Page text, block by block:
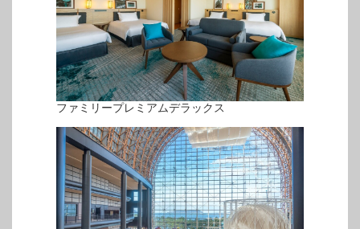
ファミリープレミアムデラックス